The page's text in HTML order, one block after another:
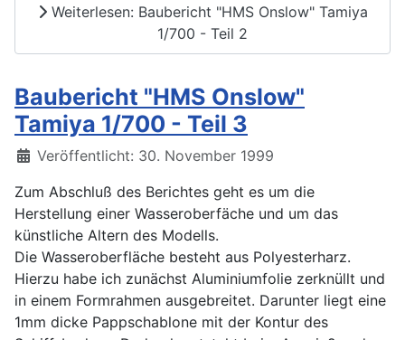
Weiterlesen: Baubericht "HMS Onslow" Tamiya
1/700 - Teil 2
Baubericht "HMS Onslow"
Tamiya 1/700 - Teil 3
Details
Veröffentlicht: 30. November 1999
Zum Abschluß des Berichtes geht es um die
Herstellung einer Wasseroberfäche und um das
künstliche Altern des Modells.
Die Wasseroberfläche besteht aus Polyesterharz.
Hierzu habe ich zunächst Aluminiumfolie zerknüllt und
in einem Formrahmen ausgebreitet. Darunter liegt eine
1mm dicke Pappschablone mit der Kontur des